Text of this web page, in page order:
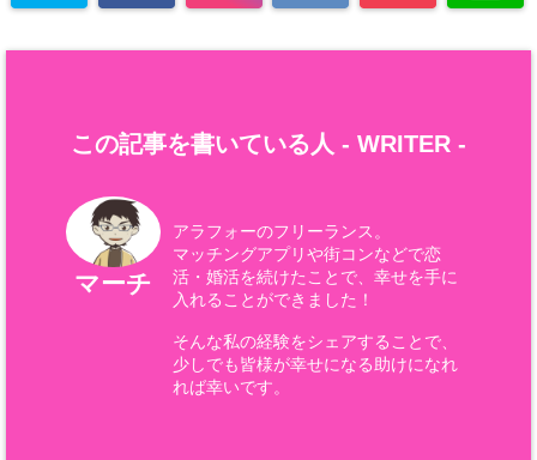
この記事を書いている人 - WRITER -
マーチ
アラフォーのフリーランス。
マッチングアプリや街コンなどで恋
活・婚活を続けたことで、幸せを手に
入れることができました！
そんな私の経験をシェアすることで、
少しでも皆様が幸せになる助けになれ
れば幸いです。